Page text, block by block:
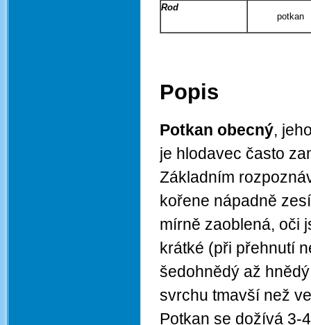
Rod
potkan
Popis
Potkan obecný,
je hlodavec často
Základním
kořene nápadně
mírně zaoblená, oči
krátké (při přehnutí
šedohnědý až
svrchu tmavší než
Potkan se dožívá 3-